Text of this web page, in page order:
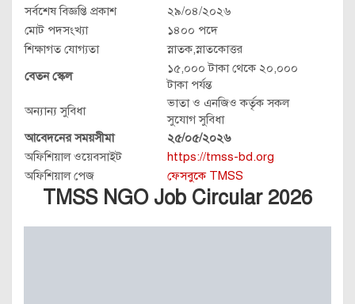
সর্বশেষ বিজ্ঞপ্তি প্রকাশ
২৯/০৪/২০২৬
মোট পদসংখ্যা
১৪০০ পদে
শিক্ষাগত যোগ্যতা
স্নাতক,স্নাতকোত্তর
বেতন স্কেল
১৫,০০০ টাকা থেকে ২০,০০০
টাকা পর্যন্ত
অন্যান্য সুবিধা
ভাতা ও এনজিও কর্তৃক সকল
সুযোগ সুবিধা
আবেদনের সময়সীমা
২৫/০৫/২০২৬
অফিশিয়াল ওয়েবসাইট
https://tmss-bd.org
অফিশিয়াল পেজ
ফেসবুকে TMSS
TMSS NGO Job Circular 2026